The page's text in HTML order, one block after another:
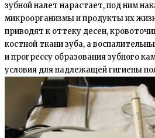
зубной налет нарастает, под ним
микроорганизмы и продукты их
приводят к оттеку десен,
костной ткани зуба, а
и прогрессу образования зубного
условия для надлежащей гигиены